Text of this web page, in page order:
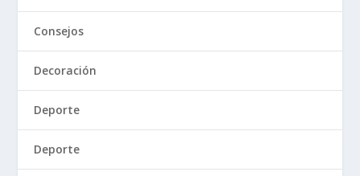
Consejos
Decoración
Deporte
Deporte